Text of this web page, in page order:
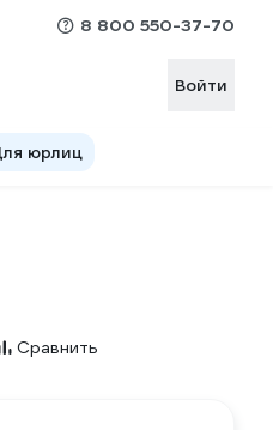
8 800 550-37-70
Войти
юрлиц
Сравнить